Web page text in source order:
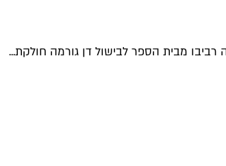
רביבו מבית הספר לבישול דן גורמה חולקת...